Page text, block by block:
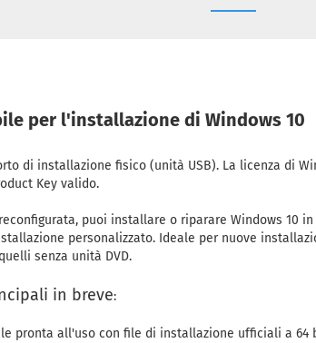
per l'installazione di Windows 10
di installazione fisico (unità USB). La licenza di
Key valido.
puoi installare o riparare Windows 10
personalizzato. Ideale per nuove
senza unità DVD.
in breve:
pronta all'uso con file di installazione ufficiali a 64